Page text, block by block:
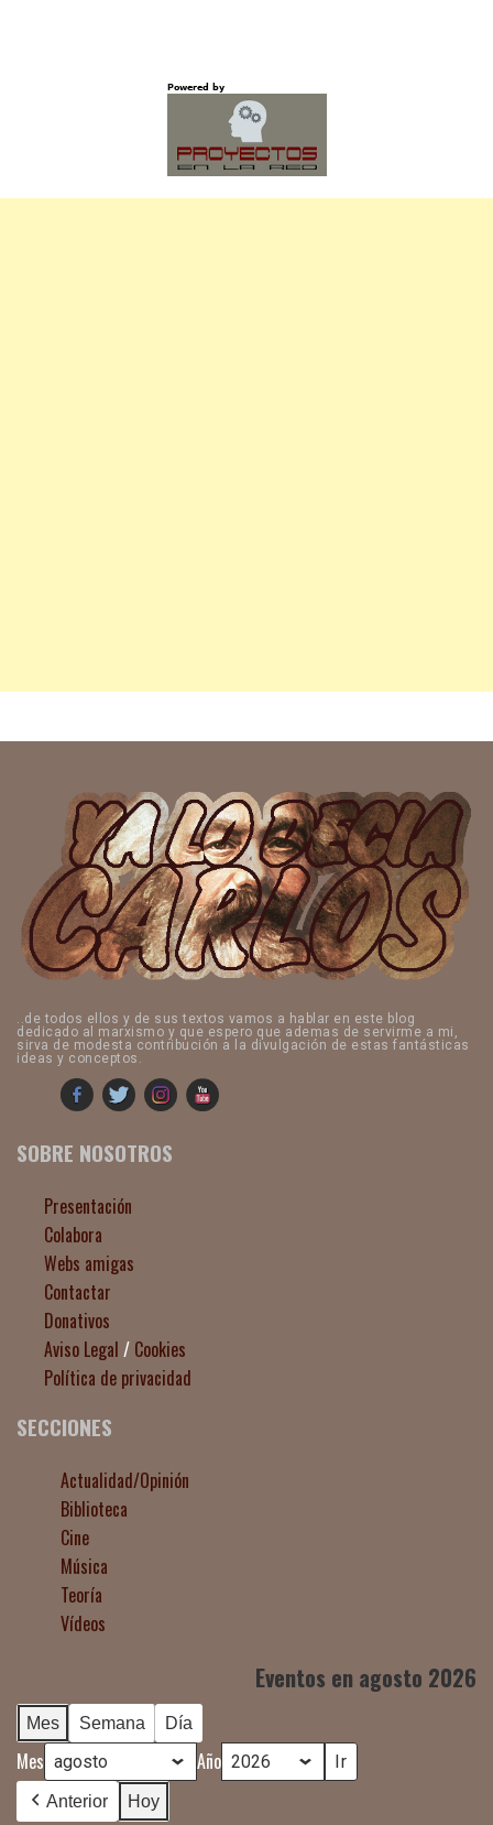
..de todos ellos y de sus textos vamos a hablar en este blog
dedicado al marxismo y que espero que ademas de servirme a mi,
sirva de modesta contribución a la divulgación de estas fantásticas
ideas y conceptos.
SOBRE NOSOTROS
Presentación
Colabora
Webs amigas
Contactar
Donativos
Aviso Legal / Cookies
Política de privacidad
SECCIONES
Actualidad/Opinión
Biblioteca
Cine
Música
Teoría
Vídeos
Eventos en agosto 2026
Mes Semana Día
Mes Año
Anterior Hoy